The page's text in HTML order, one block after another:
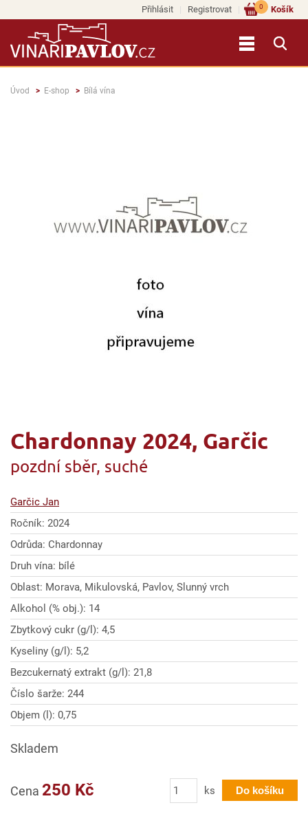
Přihlásit Registrovat Košík
0
Úvod E-shop Bílá vína
Chardonnay 2024, Garčic
pozdní sběr, suché
Garčic Jan
Ročník: 2024
Odrůda: Chardonnay
Druh vína: bílé
Oblast: Morava, Mikulovská, Pavlov, Slunný vrch
Alkohol (% obj.): 14
Zbytkový cukr (g/l): 4,5
Kyseliny (g/l): 5,2
Bezcukernatý extrakt (g/l): 21,8
Číslo šarže: 244
Objem (l): 0,75
Skladem
Cena 250 Kč Počet ks Do košíku